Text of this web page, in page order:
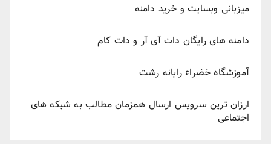
میزبانی وبسایت و خرید دامنه
دامنه های رایگان دات آی آر و دات کام
آموزشگاه خضراء رایانه رشت
ارزان ترین سرویس ارسال همزمان مطالب به شبکه های
اجتماعی